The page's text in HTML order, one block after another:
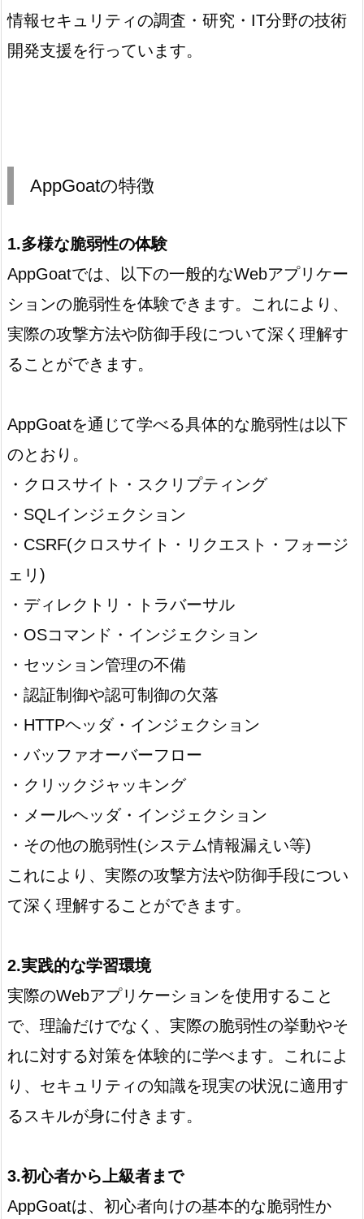
情報セキュリティの調査・研究・IT分野の技術
開発支援を行っています。
AppGoatの特徴
1.多様な脆弱性の体験
AppGoatでは、以下の一般的なWebアプリケー
ションの脆弱性を体験できます。これにより、
実際の攻撃方法や防御手段について深く理解す
ることができます。
AppGoatを通じて学べる具体的な脆弱性は以下
のとおり。
・クロスサイト・スクリプティング
・SQLインジェクション
・CSRF(クロスサイト・リクエスト・フォージ
ェリ)
・ディレクトリ・トラバーサル
・OSコマンド・インジェクション
・セッション管理の不備
・認証制御や認可制御の欠落
・HTTPヘッダ・インジェクション
・バッファオーバーフロー
・クリックジャッキング
・メールヘッダ・インジェクション
・その他の脆弱性(システム情報漏えい等)
これにより、実際の攻撃方法や防御手段につい
て深く理解することができます。
2.実践的な学習環境
実際のWebアプリケーションを使用すること
で、理論だけでなく、実際の脆弱性の挙動やそ
れに対する対策を体験的に学べます。これによ
り、セキュリティの知識を現実の状況に適用す
るスキルが身に付きます。
3.初心者から上級者まで
AppGoatは、初心者向けの基本的な脆弱性か